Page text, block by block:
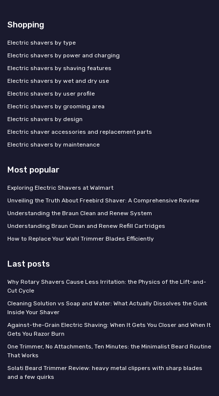
Shopping
Electric shavers by type
Electric shavers by power and charging
Electric shavers by shaving features
Electric shavers by wet and dry use
Electric shavers by user profile
Electric shavers by grooming area
Electric shavers by design
Electric shaver accessories and replacement parts
Electric shavers by maintenance
Most popular
Exploring Electric Shavers at Walmart
Unveiling the Truth About Freebird Shaver: A Comprehensive Review
Understanding the Braun Clean and Renew System
Understanding Braun Clean and Renew Refill Cartridges
How to Replace Your Wahl Trimmer Blades Efficiently
Last posts
Why Rotary Shavers Cause Less Irritation: the Physics of the Lift-and-
Cut Cycle
Cleaning Solution vs Soap and Water: What Actually Dissolves the Gunk
Inside Your Shaver
Against-the-Grain Electric Shaving: When It Gets You Closer and When It
Gets You Razor Burn
One Trimmer, No Attachments, Ten Minutes: the Minimalist Beard Routine
That Works
Solati Beard Trimmer Review: heavy metal clippers with sharp blades
and a few quirks